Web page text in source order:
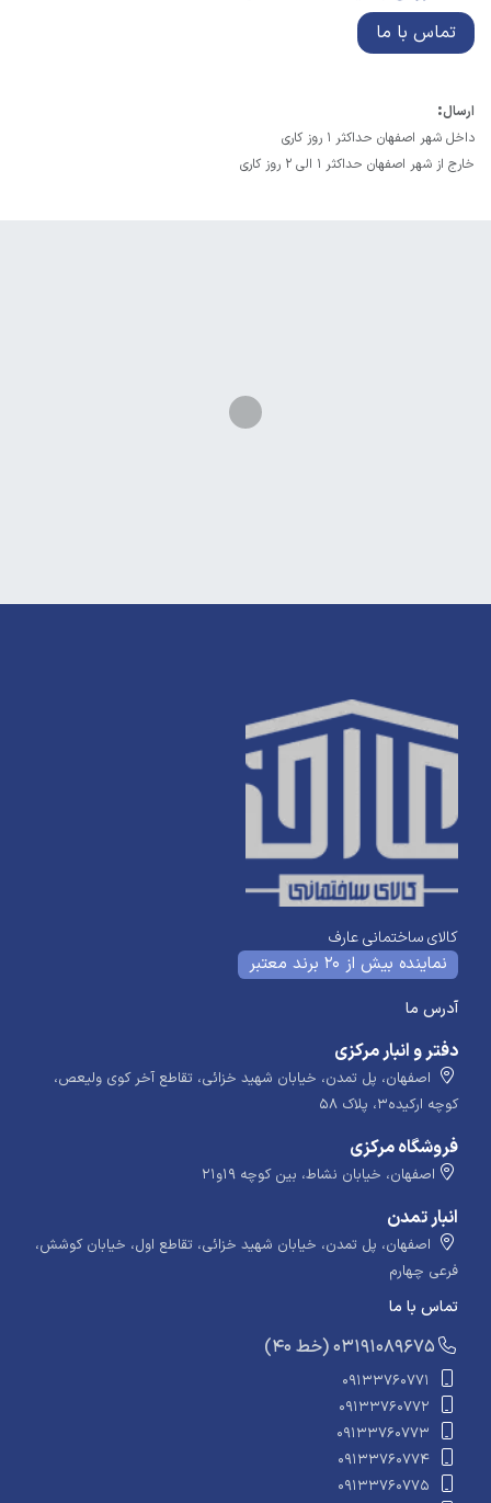
تماس با ما
ارسال:
داخل شهر اصفهان حداکثر 1 روز کاری
خارج از شهر اصفهان حداکثر 1 الی 2 روز کاری
کالای ساختمانی عارف
نماینده بیش از 20 برند معتبر
آدرس ما
دفتر و انبار مرکزی
اصفهان، پل تمدن، خیابان شهید خزائی، تقاطع آخر کوی ولیعص،
کوچه ارکیده۳، پلاک ۵۸
فروشگاه مرکزی
اصفهان، خیابان نشاط، بین کوچه ۱۹و۲۱
انبار تمدن
اصفهان، پل تمدن، خیابان شهید خزائی، تقاطع اول، خیابان کوشش،
فرعی چهارم
تماس با ما
​​​ (40 خط) 03191089675
09133760771
09133760772
09133760773
09133760774
09133760775